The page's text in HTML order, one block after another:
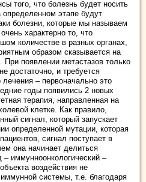
того, что болезнь будет носить
определенном этапе будут
болезни, которые мы называем
характерно то, что
количестве в разных органах,
образом сказывается на
появлении метастазов только
достаточно, и требуется
– первоначально это
годы появились 2 новых
терапия, направленная на
клетке. Как правило,
сигнал, который запускает
определенной мутации, которая
сигнал поступает в
она начинает делиться
иммунноонкологический –
воздействия не
системы, т.е. благодаря